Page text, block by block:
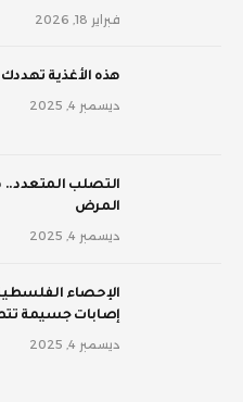
فبراير 18, 2026
‫هذه الأغذية
ديسمبر 4, 2025
‫التصلب المتعدد..
المرض
ديسمبر 4, 2025
إصابات جسيمة
ديسمبر 4, 2025